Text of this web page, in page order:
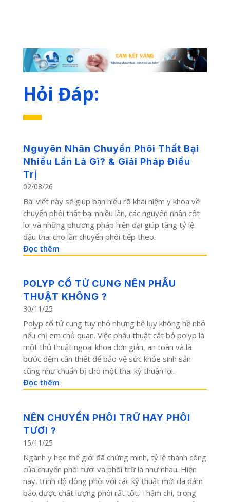
Hỏi Đáp:
Nguyên Nhân Chuyển Phôi Thất Bại
Nhiều Lần Là Gì? & Giải Pháp Điều
Trị
02/08/26
Bài viết này sẽ giúp bạn hiểu rõ khái niệm y khoa về
chuyển phôi thất bại nhiều lần, các nguyên nhân cốt
lõi và những phương pháp hiện đại giúp tăng tỷ lệ
đậu thai cho lần chuyển phôi tiếp theo.
Đọc thêm
POLYP CỔ TỬ CUNG NÊN PHẪU
THUẬT KHÔNG ?
30/11/25
Polyp cổ tử cung tuy nhỏ nhưng hệ lụy không hề nhỏ
nếu chị em chủ quan. Việc phẫu thuật cắt bỏ polyp là
một thủ thuật ngoại khoa đơn giản, an toàn và là
bước đệm cần thiết để bảo vệ sức khỏe sinh sản
cũng như chuẩn bị cho một thai kỳ thuận lợi.
Đọc thêm
NÊN CHUYỂN PHÔI TRỮ HAY PHÔI
TƯƠI ?
15/11/25
Ngành y học thế giới đã chứng minh, tỷ lệ thành công
của chuyển phôi tươi và phôi trữ là như nhau. Hiện
nay, trình độ đông phôi với các kỹ thuật mới đã đảm
bảo được chất lượng phôi rất tốt. Thậm chí, trong